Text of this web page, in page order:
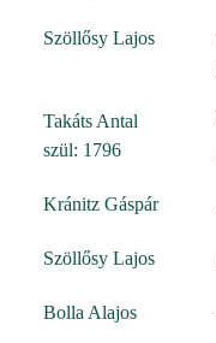
Szöllősy Lajos
Takáts Antal
szül: 1796
Kránitz Gáspár
Szöllősy Lajos
Bolla Alajos